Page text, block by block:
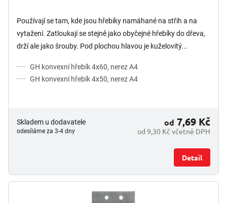
Používají se tam, kde jsou hřebíky namáhané na střih a na
vytažení. Zatloukají se stejně jako obyčejné hřebíky do dřeva,
drží ale jako šrouby. Pod plochou hlavou je kuželovitý...
GH konvexní hřebík 4x60, nerez A4
GH konvexní hřebík 4x50, nerez A4
Skladem u dodavatele
odesíláme za 3-4 dny od 9,30 Kč včetně DPH
od 7,69 Kč
Detail